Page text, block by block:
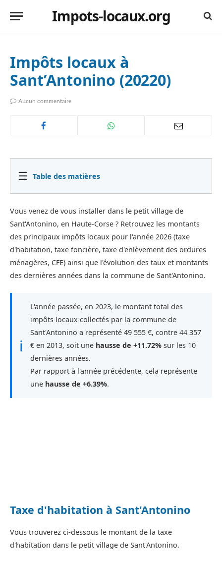
Impots-locaux.org
Impôts locaux à
Sant’Antonino (20220)
Aucun commentaire
☰ Table des matières
Vous venez de vous installer dans le petit village de
Sant'Antonino, en Haute-Corse ? Retrouvez les montants
des principaux impôts locaux pour l'année 2026 (taxe
d'habitation, taxe foncière, taxe d'enlèvement des ordures
ménagères, CFE) ainsi que l'évolution des taux et montants
des dernières années dans la commune de Sant'Antonino.
ℹ
L'année passée, en 2023, le montant total des
impôts locaux collectés par la commune de
Sant'Antonino a représenté 49 555 €, contre 44 357
€ en 2013, soit une hausse de +11.72% sur les 10
dernières années.
Par rapport à l'année précédente, cela représente
une hausse de +6.39%.
Taxe d'habitation à Sant'Antonino
Vous trouverez ci-dessous le montant de la taxe
d'habitation dans le petit village de Sant'Antonino.